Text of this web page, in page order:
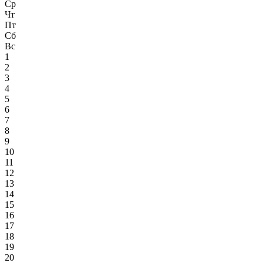
Ср
Чт
Пт
Сб
Вс
1
2
3
4
5
6
7
8
9
10
11
12
13
14
15
16
17
18
19
20